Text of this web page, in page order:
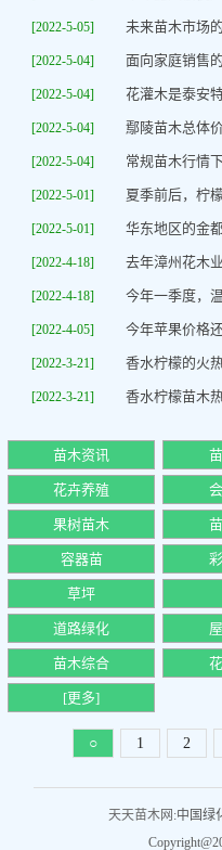
[2022-5-05] 未来苗木市场
[2022-5-04] 面向家庭销售
[2022-5-04] 花灌木是泰安
[2022-5-04] 鄢陵苗木总体
[2022-5-04] 常规苗木行情
[2022-5-01] 夏季前后，柠
[2022-5-01] 华东地区的金
[2022-4-18] 去年漳州花木
[2022-4-18] 今年一季度，
[2022-4-05] 今年苹果价格
[2022-3-21] 香水柠檬的火
[2022-3-21] 香水柠檬苗木
苗木资讯
花卉养殖
果树苗木
容器苗
草坪
道路绿化
苗木综合
[更多]
○ 1 2
天天苗木网 :中国绿